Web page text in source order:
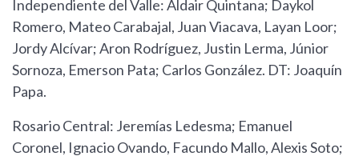
Independiente del Valle: Aldair Quintana; Daykol
Romero, Mateo Carabajal, Juan Viacava, Layan Loor;
Jordy Alcívar; Aron Rodríguez, Justin Lerma, Júnior
Sornoza, Emerson Pata; Carlos González. DT: Joaquín
Papa.
Rosario Central: Jeremías Ledesma; Emanuel
Coronel, Ignacio Ovando, Facundo Mallo, Alexis Soto;